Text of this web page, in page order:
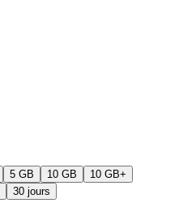
5 GB 10 GB 10 GB+
30 jours